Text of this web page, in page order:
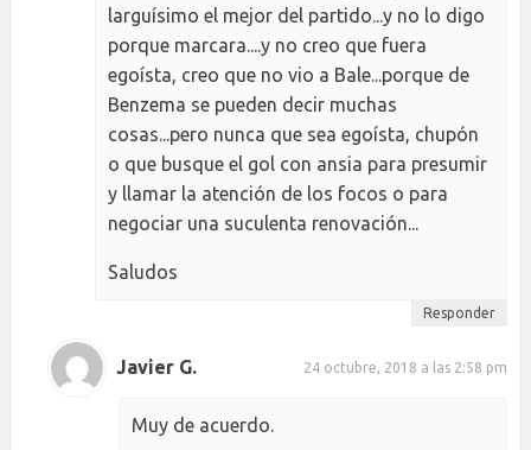
larguísimo el mejor del partido...y no lo digo
porque marcara....y no creo que fuera
egoísta, creo que no vio a Bale...porque de
Benzema se pueden decir muchas
cosas...pero nunca que sea egoísta, chupón
o que busque el gol con ansia para presumir
y llamar la atención de los focos o para
negociar una suculenta renovación...
Saludos
Responder
Javier G. 24 octubre, 2018 a las 2:58 pm
Muy de acuerdo.